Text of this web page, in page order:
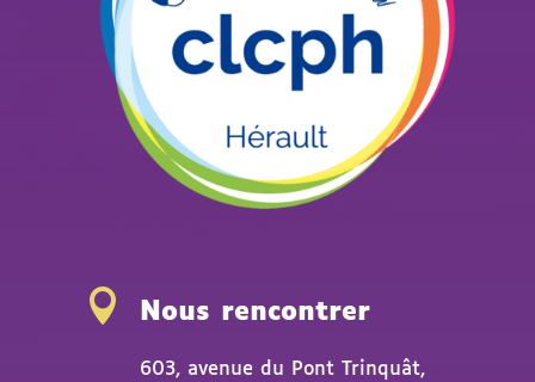
 Nous rencontrer
603, avenue du Pont Trinquât,